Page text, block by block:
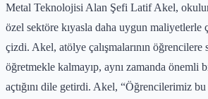
Metal Teknolojisi Alan Şefi Latif Akel,
özel sektöre kıyasla daha uygun maliyetlerle
çizdi. Akel, atölye çalışmalarının öğrencilere
öğretmekle kalmayıp, aynı zamanda önemli
açtığını dile getirdi. Akel, “Öğrencilerimiz